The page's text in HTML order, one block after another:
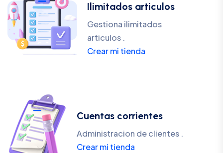
Ilimitados articulos
Gestiona ilimitados
articulos .
Crear mi tienda
Cuentas corrientes
Administracion de clientes .
Crear mi tienda